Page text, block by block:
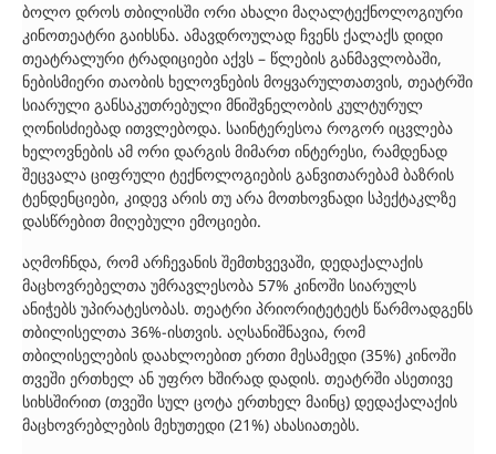
ბოლო დროს თბილისში ორი ახალი მაღალტექნოლოგიური
კინოთეატრი გაიხსნა. ამავდროულად ჩვენს ქალაქს დიდი
თეატრალური ტრადიციები აქვს – წლების განმავლობაში,
ნებისმიერი თაობის ხელოვნების მოყვარულთათვის, თეატრში
სიარული განსაკუთრებული მნიშვნელობის კულტურულ
ღონისძიებად ითვლებოდა. საინტერესოა როგორ იცვლება
ხელოვნების ამ ორი დარგის მიმართ ინტერესი, რამდენად
შეცვალა ციფრული ტექნოლოგიების განვითარებამ ბაზრის
ტენდენციები, კიდევ არის თუ არა მოთხოვნადი სპექტაკლზე
დასწრებით მიღებული ემოციები.
აღმოჩნდა, რომ არჩევანის შემთხვევაში, დედაქალაქის
მაცხოვრებელთა უმრავლესობა 57% კინოში სიარულს
ანიჭებს უპირატესობას. თეატრი პრიორიტეტეტს წარმოადგენს
თბილისელთა 36%-ისთვის. აღსანიშნავია, რომ
თბილისელების დაახლოებით ერთი მესამედი (35%) კინოში
თვეში ერთხელ ან უფრო ხშირად დადის. თეატრში ასეთივე
სიხსშირით (თვეში სულ ცოტა ერთხელ მაინც) დედაქალაქის
მაცხოვრებლების მეხუთედი (21%) ახასიათებს.